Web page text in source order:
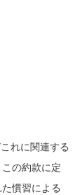
れに関連する
の約款に定
慣習による